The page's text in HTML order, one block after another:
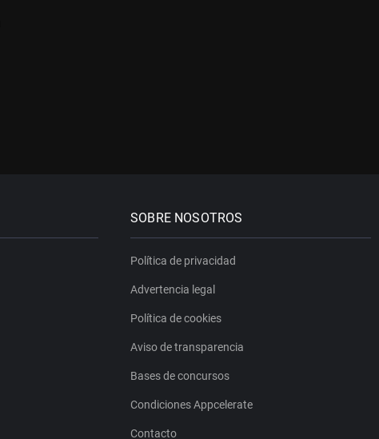
SOBRE NOSOTROS
Política de privacidad
Advertencia legal
Política de cookies
Aviso de transparencia
Bases de concursos
Condiciones Appcelerate
Contacto